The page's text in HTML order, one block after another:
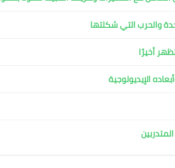
الإيديولوجية